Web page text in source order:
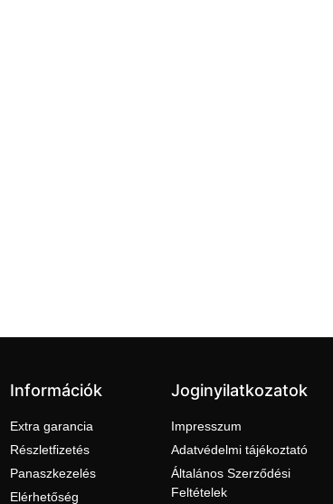
Információk
Extra garancia
Részletfizetés
Panaszkezelés
Elérhetőség
Joginyilatkozatok
Impresszum
Adatvédelmi tájékoztató
Általános Szerződési
Feltételek